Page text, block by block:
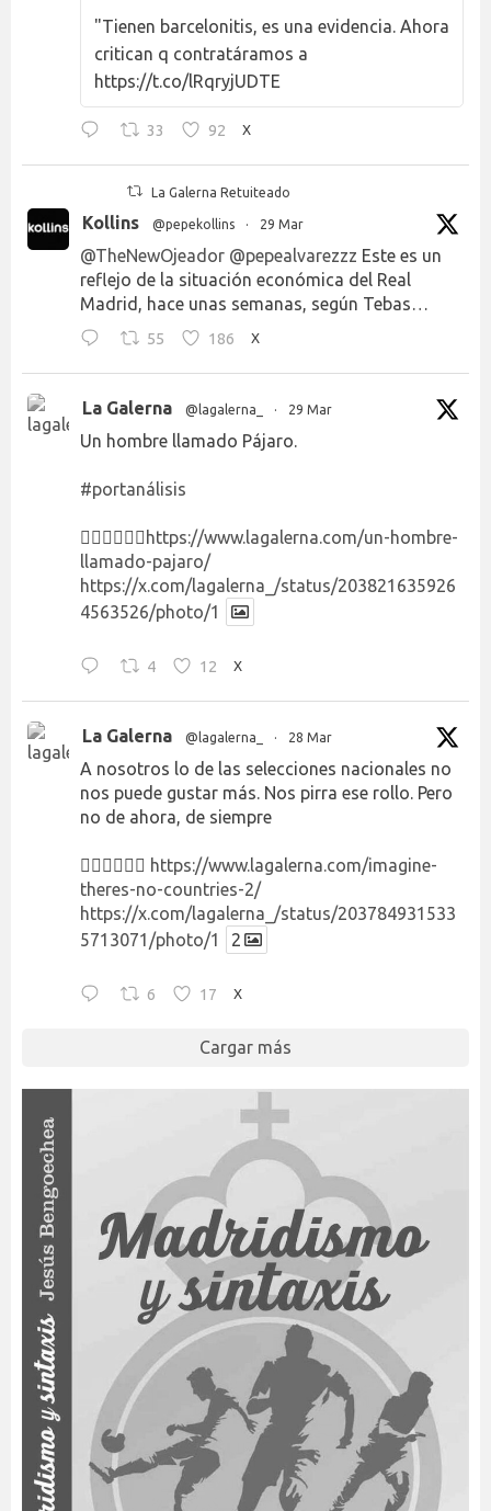
"Tienen barcelonitis, es una evidencia. Ahora
critican q contratáramos a
https://t.co/lRqryjUDTE
33 92 X
La Galerna Retuiteado
Kollins @pepekollins · 29 Mar
@TheNewOjeador @pepealvarezzz Este es un
reflejo de la situación económica del Real
Madrid, hace unas semanas, según Tebas…
55 186 X
La Galerna @lagalerna_ · 29 Mar
Un hombre llamado Pájaro.
#portanálisis
👉🏻👉🏻👉🏻 https://www.lagalerna.com/un-hombre-
llamado-pajaro/
https://x.com/lagalerna_/status/203821635926
4563526/photo/1
4 12 X
La Galerna @lagalerna_ · 28 Mar
A nosotros lo de las selecciones nacionales no
nos puede gustar más. Nos pirra ese rollo. Pero
no de ahora, de siempre
👉🏻👉🏻👉🏻 https://www.lagalerna.com/imagine-
theres-no-countries-2/
https://x.com/lagalerna_/status/203784931533
5713071/photo/1
2
6 17 X
Cargar más